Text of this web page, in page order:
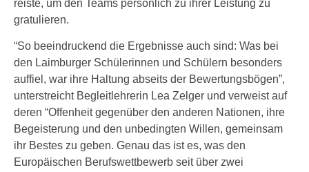
reiste, um den Teams persönlich zu ihrer Leistung zu
gratulieren.
“So beeindruckend die Ergebnisse auch sind: Was bei
den Laimburger Schülerinnen und Schülern besonders
auffiel, war ihre Haltung abseits der Bewertungsbögen”,
unterstreicht Begleitlehrerin Lea Zelger und verweist auf
deren “Offenheit gegenüber den anderen Nationen, ihre
Begeisterung und den unbedingten Willen, gemeinsam
ihr Bestes zu geben. Genau das ist es, was den
Europäischen Berufswettbewerb seit über zwei